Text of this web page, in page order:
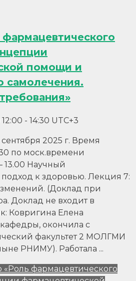
помощи и
самолечения.
- 14:30 UTC+3
2025 г. Время
по моск.времени
Научный
к здоровью. Лекция 7:
(Доклад при
Доклад не входит в
Ковригина Елена
окончила с
факультет 2 МОЛГМИ
РНИМУ). Работала ...
«Роль фармацевтического